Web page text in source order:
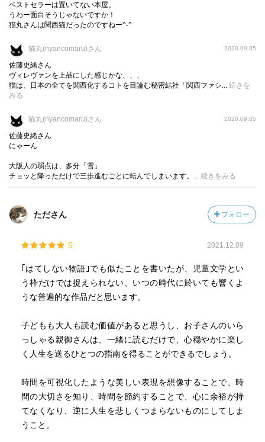
の出る幼児向け絵本（電池式）が目につく。それらを横目
に通り過ぎてようやく児童文学コーナーに着くと、奥の棚
時短系ハウツー本を否定できるほど、私は高尚な人間では
ない。とはいえ、やはり殺伐とした感は否めないそれらの
本をかきわけて行った突き当たりにエンデの「モモ」があ
もちろんそれは、単に本屋のレイアウト上の必然に過ぎな
いのだが、発行されてはすぐに消えゆく流行本の間をすり
できるというのは、なかなか面白い話ではないかと思うの
大人がめったに足を踏み入れることのない本屋の奥で、今
日もモモやマイスター・ホラが笑って手を振っている。カ
シオペイアの甲羅には「ズット ココニイマスヨ」と、この
光景を連想させてくれる、楽しい物語だった。
ベストセラーは置いてない本屋。
うわー面白そうじゃないですか！
猫丸さんは関西猫だったのですねー^-^
猫丸(nyancomaru)さん 2020.09.05
佐藤史緒さん
ヴィレヴァンを上品にした感じかな、、、
猫は、日本の全てを関西化するコトを目論む秘密結社「関西ファシ... 続きを
みる
猫丸(nyancomaru)さん 2020.09.05
佐藤史緒さん
にゃーん
大阪人の弱点は、多分「雪」
チョッと降っただけで三歩進むごとに転んでしまいます。... 続きをみる
たださん フォロー
5 2021.12.09
｢はてしない物語｣でも似たことを書いたが、児童文学とい
う枠だけでは捉えられない、いつの時代に於いても響くよ
うな普遍的な作品だと思います。
子どもも大人も読む価値があると思うし、お子さんのいら
っしゃる親御さんは、一緒に読むだけで、心穏やかに楽し
く人生を送るひとつの指南を得ることができるでしょう。
時間を可視化したような美しい表現を想像することで、時
間の大切さを知り、時間を節約することで、心に余裕が持
てなくなり、逆に人生を悲しくつまらないものにしてしま
うこと。